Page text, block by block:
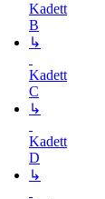
Kadett
B
↳
Kadett
C
↳
Kadett
D
↳